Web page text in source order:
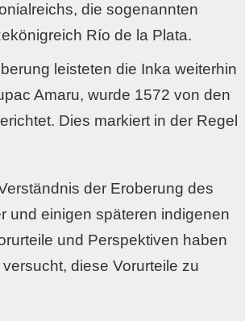
die sogenannten
Río de la Plata.
leisteten die Inka weiterhin
Amaru, wurde 1572 von den
Dies markiert in der Regel
der Eroberung des
und einigen späteren indigenen
und Perspektiven haben
diese Vorurteile zu